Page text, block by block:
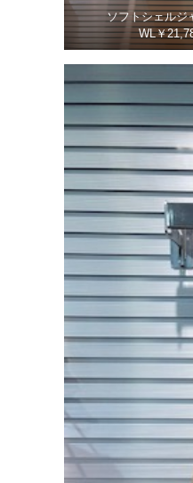
ソフトシェルジ
WL￥